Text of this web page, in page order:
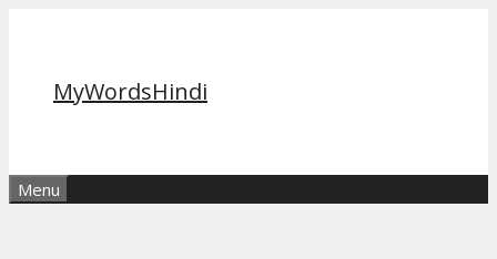
MyWordsHindi
Menu